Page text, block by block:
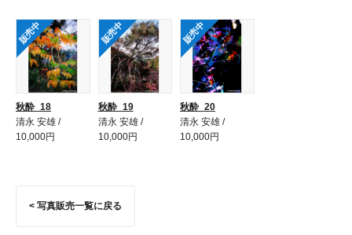
販売中
秋酔_18
清永 安雄 /
10,000円
販売中
秋酔_19
清永 安雄 /
10,000円
販売中
秋酔_20
清永 安雄 /
10,000円
< 写真販売一覧に戻る